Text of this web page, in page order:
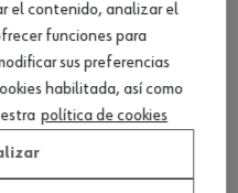
el contenido, analizar el
funciones para
sus preferencias
habilitada, así como
política de cookies